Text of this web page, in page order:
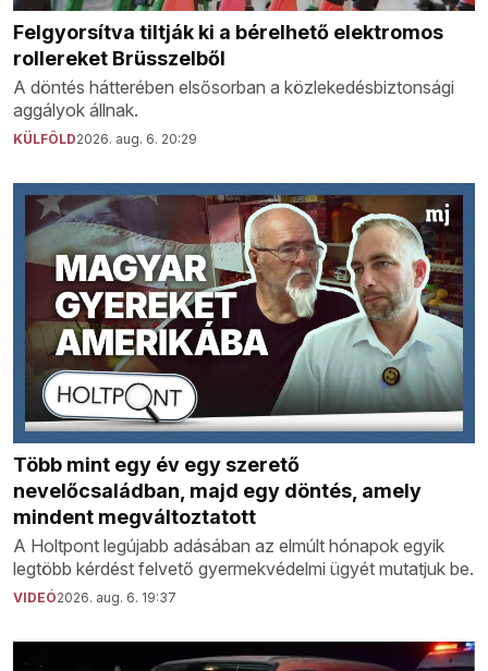
Felgyorsítva tiltják ki a bérelhető elektromos
rollereket Brüsszelből
A döntés hátterében elsősorban a közlekedésbiztonsági
aggályok állnak.
KÜLFÖLD2026. aug. 6. 20:29
Több mint egy év egy szerető
nevelőcsaládban, majd egy döntés, amely
mindent megváltoztatott
A Holtpont legújabb adásában az elmúlt hónapok egyik
legtöbb kérdést felvető gyermekvédelmi ügyét mutatjuk be.
VIDEÓ2026. aug. 6. 19:37